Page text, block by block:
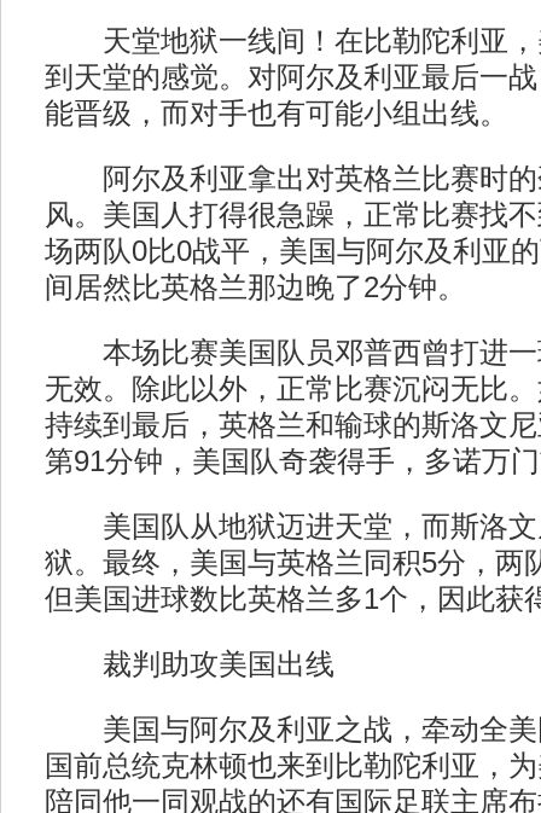
天堂地狱一线间！在比勒陀利亚，
到天堂的感觉。对阿尔及利亚最后一
能晋级，而对手也有可能小组出线。
阿尔及利亚拿出对英格兰比赛时的
风。美国人打得很急躁，正常比赛找
场两队0比0战平，美国与阿尔及利亚
间居然比英格兰那边晚了2分钟。
本场比赛美国队员邓普西曾打进一
无效。除此以外，正常比赛沉闷无比
持续到最后，英格兰和输球的斯洛文
第91分钟，美国队奇袭得手，多诺万
美国队从地狱迈进天堂，而斯洛文
狱。最终，美国与英格兰同积5分，两
但美国进球数比英格兰多1个，因此获
裁判助攻美国出线
美国与阿尔及利亚之战，牵动全美
国前总统克林顿也来到比勒陀利亚，
陪同他一同观战的还有国际足联主席